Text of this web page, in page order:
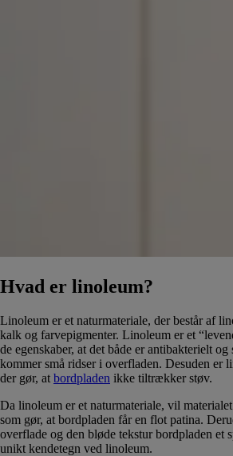
Hvad er linoleum?
Linoleum er et naturmateriale, der består af
kalk og farvepigmenter. Linoleum er et
de egenskaber, at det både er antibakterielt
kommer små ridser i overfladen. Desuden er
der gør, at bordpladen ikke tiltrækker støv.
Da linoleum er et naturmateriale, vil
som gør, at bordpladen får en flot patina.
overflade og den bløde tekstur bordpladen et
unikt kendetegn ved linoleum.